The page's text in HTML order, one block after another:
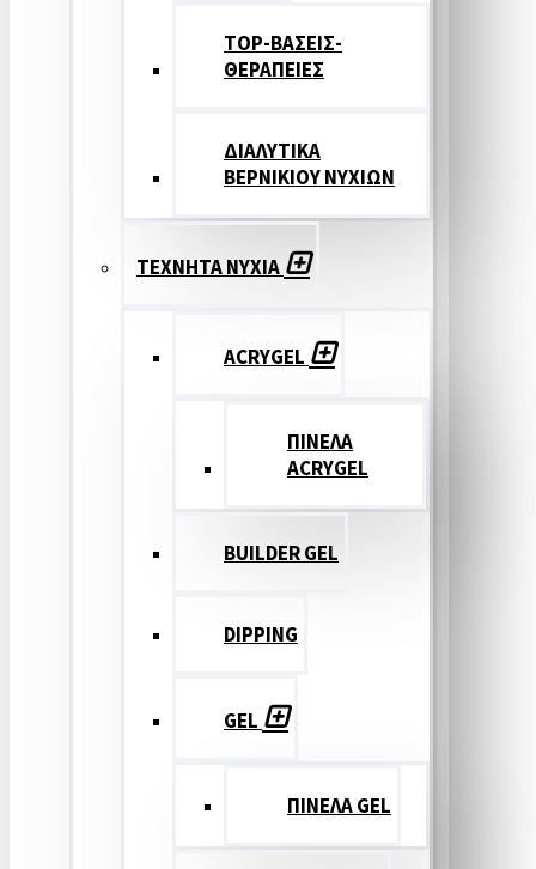
TOP-ΒΑΣΕΙΣ-
ΘΕΡΑΠΕΙΕΣ
ΔΙΑΛΥΤΙΚΑ
ΒΕΡΝΙΚΙΟΥ ΝΥΧΙΩΝ
ΤΕΧΝΗΤΑ ΝΥΧΙΑ
ACRYGEL
ΠΙΝΕΛΑ
ACRYGEL
BUILDER GEL
DIPPING
GEL
ΠΙΝΕΛΑ GEL